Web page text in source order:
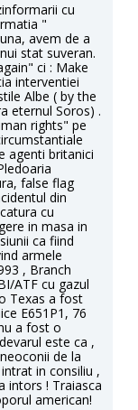
cu
"
avem de a
stat suveran.
ci : Make
interventiei
Albe ( by the
eternul Soros) .
rights" pe
agenti britanici
false flag
din
cu
in masa in
ca fiind
armele
, Branch
ATF cu gazul
Texas a fost
E651P1, 76
a fost o
este ca ,
de la
in consiliu ,
intors ! Traiasca
american!